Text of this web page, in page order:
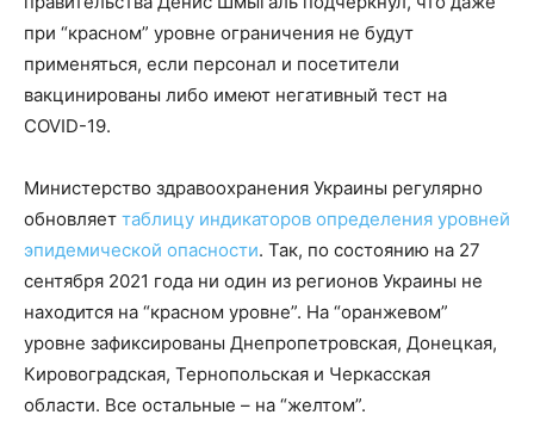
при “красном” уровне ограничения не будут
применяться, если персонал и посетители
вакцинированы либо имеют негативный тест на
COVID-19.
Министерство здравоохранения Украины регулярно
обновляет таблицу индикаторов определения уровней
эпидемической опасности. Так, по состоянию на 27
сентября 2021 года ни один из регионов Украины не
находится на “красном уровне”. На “оранжевом”
уровне зафиксированы Днепропетровская, Донецкая,
Кировоградская, Тернопольская и Черкасская
области. Все остальные – на “желтом”.